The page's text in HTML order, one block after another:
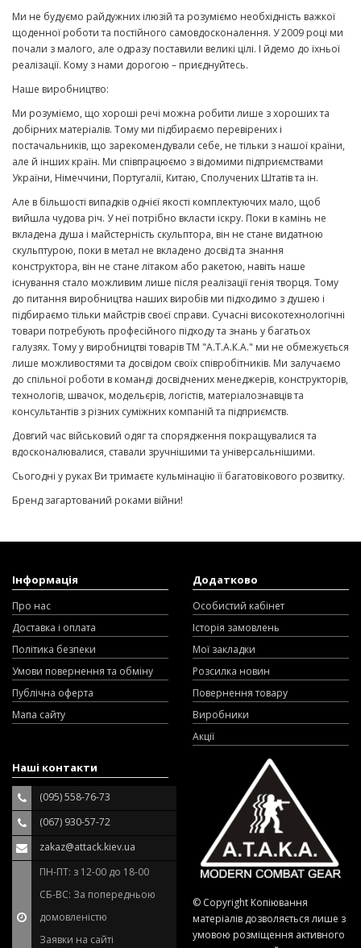
Ми не будуємо райдужних ілюзій та розуміємо необхідність важкої
щоденної роботи та постійного самовдосконалення. У 2009 році ми
почали з малого, але одразу поставили великі цілі. І йдемо до їхньої
реалізації. Кому з нами дорогою – приєднуйтесь.
Наше виробництво:
Ми розуміємо, що хороші речі можна робити лише з хороших та
добірних матеріалів. Тому ми підбираємо перевірених і
постачальників, що зарекомендували себе, не тільки з нашої країни,
але й інших країн. Ми співпрацюємо з відомими підприємствами
України, Німеччини, Португалії, Китаю, Сполучених Штатів та ін.
Але в більшості випадків однієї якості комплектуючих мало, щоб
вийшла чудова річ. У неї потрібно вкласти іскру. Поки в камінь не
вкладена душа і майстерність скульптора, він не стане видатною
скульптурою, поки в метал не вкладено досвід та знання
конструктора, він не стане літаком або ракетою, навіть наше
існування стало можливим лише після реалізації генія творця. Тому
до питання виробництва наших виробів ми підходимо з душею і
підбираємо тільки майстрів своєї справи. Сучасні високотехнологічні
товари потребують професійного підходу та знань у багатьох
галузях. Тому у виробництві товарів ТМ "А.Т.А.К.А." ми не обмежується
лише можливостями та досвідом своїх співробітників. Ми залучаємо
до спільної роботи в команді досвідчених менеджерів, конструкторів,
технологів, швачок, модельєрів, логістів, матеріалознавців та
консультантів з різних суміжних компаній та підприємств.
Довгий час військовий одяг та спорядження покращувалися та
вдосконалювалися, ставали зручнішими та універсальнішими.
Сьогодні у руках Ви тримаєте кульмінацію її багатовікового розвитку.
Бренд загартований роками війни!
Інформація
Про нас
Доставка і оплата
Політика безпеки
Умови повернення та обміну
Публічна оферта
Мапа сайту
Додатково
Особистий кабінет
Історія замовлень
Мої закладки
Розсилка новин
Повернення товару
Виробники
Акції
Наші контакти
(095) 558-76-73
(067) 930-57-72
zakaz@attack.kiev.ua
ПН-ПТ: з 12-00 до 18-00
СБ-ВС: За попередньою
домовленістю
Заявки на сайті
© Copyright Копіювання
матеріалів дозволяється лише з
умовою розміщення активного